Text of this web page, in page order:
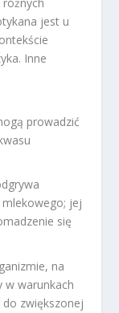
jest u
Inne
prowadzić
jej
się
na
w warunkach
zwiększonej